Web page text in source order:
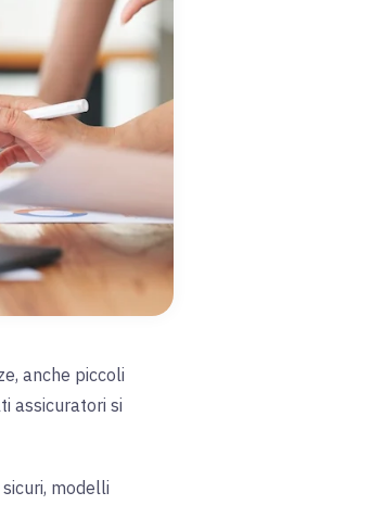
anche piccoli
assicuratori si
modelli